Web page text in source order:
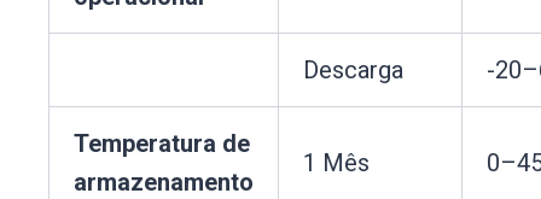
Descarga -
Temperatura de
armazenamento
1 Mês